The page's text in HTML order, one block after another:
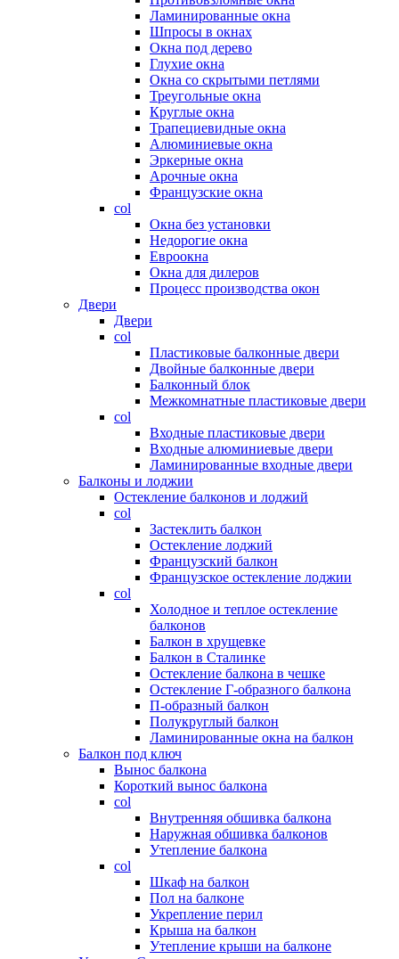
Ламинированные окна
Шпросы в окнах
Окна под дерево
Глухие окна
Окна со скрытыми петлями
Треугольные окна
Круглые окна
Трапециевидные окна
Алюминиевые окна
Эркерные окна
Арочные окна
Французские окна
col
Окна без установки
Недорогие окна
Евроокна
Окна для дилеров
Процесс производства окон
Двери
Двери
col
Пластиковые балконные двери
Двойные балконные двери
Балконный блок
Межкомнатные пластиковые двери
col
Входные пластиковые двери
Входные алюминиевые двери
Ламинированные входные двери
Балконы и лоджии
Остекление балконов и лоджий
col
Застеклить балкон
Остекление лоджий
Французский балкон
Французское остекление лоджии
col
Холодное и теплое остекление
балконов
Балкон в хрущевке
Балкон в Сталинке
Остекление балкона в чешке
Остекление Г-образного балкона
П-образный балкон
Полукруглый балкон
Ламинированные окна на балкон
Балкон под ключ
Вынос балкона
Короткий вынос балкона
col
Внутренняя обшивка балкона
Наружная обшивка балконов
Утепление балкона
col
Шкаф на балкон
Пол на балконе
Укрепление перил
Крыша на балкон
Утепление крыши на балконе